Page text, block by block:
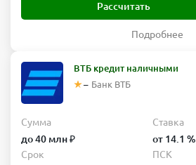
Рассчитать
Подробнее
ВТБ кредит наличными
– Банк ВТБ
Сумма
до 40 млн ₽
Ставка
от 14.1 %
Срок
ПСК